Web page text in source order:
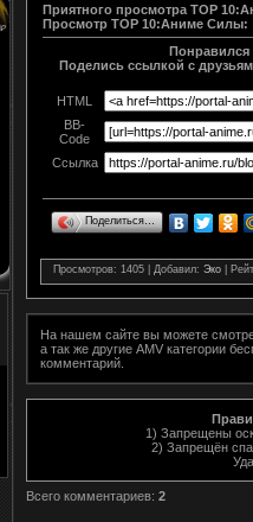
Приятного просмотра TOP
Просмотр TOP 10:Аниме Cилы:
Поделись ссылкой с
HTML
BB-
Code
Ссылка
Поделиться…
Просмотров: 1405 | Добавил: Эко
На нашем сайте вы можете
а так же другие AMV категории
комментарий.
1) Запрещены
2) Запрещён
Всего комментариев: 2